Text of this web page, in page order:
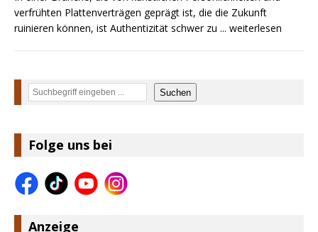
verfrühten Plattenverträgen geprägt ist, die die Zukunft
ruinieren können, ist Authentizität schwer zu ... weiterlesen
Suchen Suchen
Folge uns bei
Anzeige